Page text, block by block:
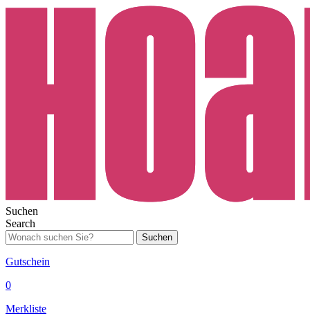
Suchen
Search
Suchen
Gutschein
0
Merkliste